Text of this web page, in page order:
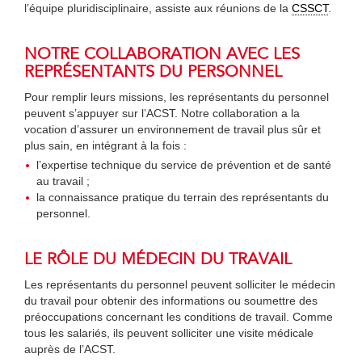
l’équipe pluridisciplinaire, assiste aux réunions de la CSSCT.
NOTRE COLLABORATION AVEC LES
REPRÉSENTANTS DU PERSONNEL
Pour remplir leurs missions, les représentants du personnel
peuvent s’appuyer sur l’ACST. Notre collaboration a la
vocation d’assurer un environnement de travail plus sûr et
plus sain, en intégrant à la fois :
l’expertise technique du service de prévention et de santé
au travail ;
la connaissance pratique du terrain des représentants du
personnel.
LE RÔLE DU MÉDECIN DU TRAVAIL
Les représentants du personnel peuvent solliciter le médecin
du travail pour obtenir des informations ou soumettre des
préoccupations concernant les conditions de travail. Comme
tous les salariés, ils peuvent solliciter une visite médicale
auprès de l’ACST.